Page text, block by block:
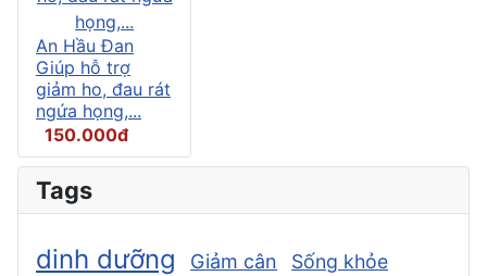
An Hầu Đan
Giúp hỗ trợ
giảm ho, đau rát
ngứa họng,...
150.000đ
Tags
dinh dưỡng Giảm cân Sống khỏe